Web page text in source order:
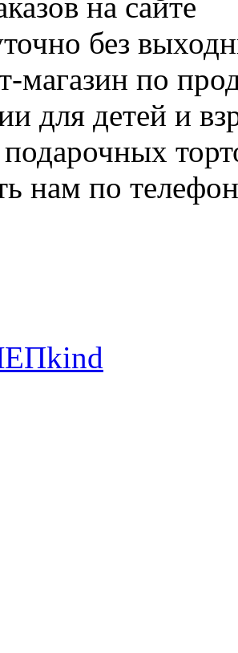
на сайте
без
магазин по
для детей и
подарочных
нам по